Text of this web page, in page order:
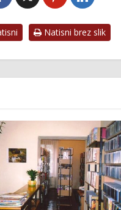
Natisni brez slik